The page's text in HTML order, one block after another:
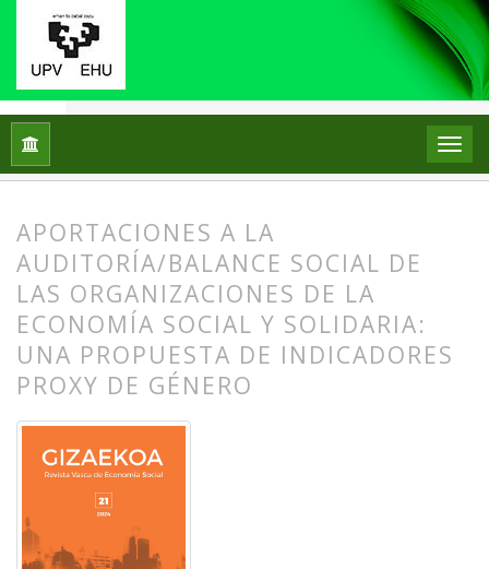
Inicio
APORTACIONES A LA
AUDITORÍA/BALANCE SOCIAL DE
LAS ORGANIZACIONES DE LA
ECONOMÍA SOCIAL Y SOLIDARIA:
UNA PROPUESTA DE INDICADORES
PROXY DE GÉNERO